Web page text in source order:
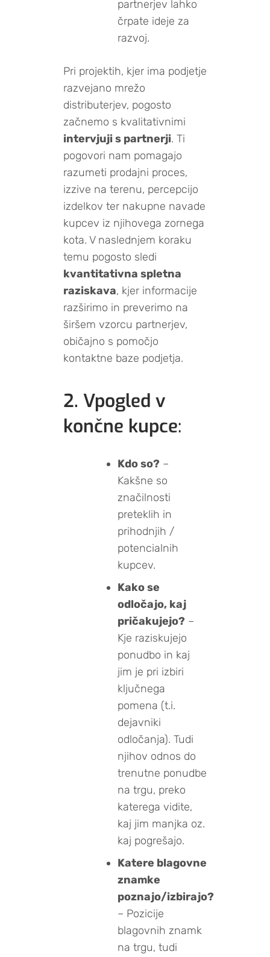
partnerjev lahko
črpate ideje za
razvoj.
Pri projektih, kjer ima podjetje
razvejano mrežo
distributerjev, pogosto
začnemo s kvalitativnimi
intervjuji s partnerji. Ti
pogovori nam pomagajo
razumeti prodajni proces,
izzive na terenu, percepcijo
izdelkov ter nakupne navade
kupcev iz njihovega zornega
kota. V naslednjem koraku
temu pogosto sledi
kvantitativna spletna
raziskava, kjer informacije
razširimo in preverimo na
širšem vzorcu partnerjev,
običajno s pomočjo
kontaktne baze podjetja.
2. Vpogled v
končne kupce:
Kdo so? –
Kakšne so
značilnosti
preteklih in
prihodnjih /
potencialnih
kupcev.
Kako se
odločajo, kaj
pričakujejo? –
Kje raziskujejo
ponudbo in kaj
jim je pri izbiri
ključnega
pomena (t.i.
dejavniki
odločanja). Tudi
njihov odnos do
trenutne ponudbe
na trgu, preko
katerega vidite,
kaj jim manjka oz.
kaj pogrešajo.
Katere blagovne
znamke
poznajo/izbirajo?
– Pozicije
blagovnih znamk
na trgu, tudi